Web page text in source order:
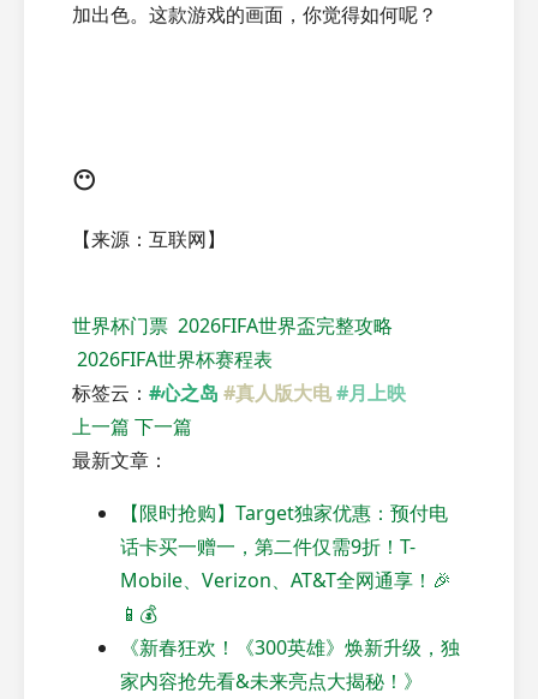
加出色。这款游戏的画面，你觉得如何呢？
😶
【来源：互联网】
世界杯门票 2026FIFA世界盃完整攻略
2026FIFA世界杯赛程表
标签云： #心之岛 #真人版大电#月上映
上一篇 下一篇
最新文章：
【限时抢购】Target独家优惠：预付电
话卡买一赠一，第二件仅需9折！T-
Mobile、Verizon、AT&T全网通享！🎉
📱💰
《新春狂欢！《300英雄》焕新升级，独
家内容抢先看&未来亮点大揭秘！》